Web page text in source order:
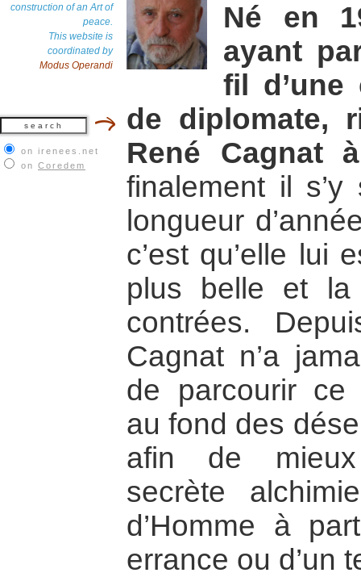
construction of an Art of
peace.
This website is
coordinated by
Modus Operandi
on irenees.net
on Coredem
Né en
ayant
fil d’une
de diplomate,
René Cagnat
finalement il
longueur
c’est qu’elle lui
plus belle et la
contrées.
Cagnat n’a
de parcourir ce
au fond des
afin de mieux
secrète
d’Homme à
errance ou d’un